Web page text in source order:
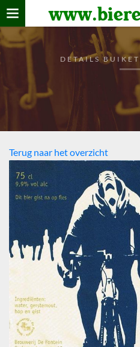
Home
verzamelen
De bierkaart
Bezoekers
DETAILS
Terug naar het overzicht